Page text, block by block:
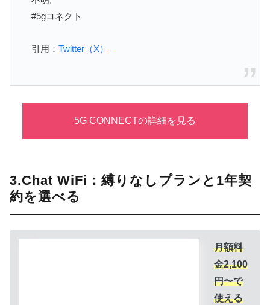
#5gコネクト
引用：Twitter（X）
5G CONNECTの詳細を見る
3.Chat WiFi：縛りなしプランと1年契
約を選べる
月額料
金2,100
円〜で
使える